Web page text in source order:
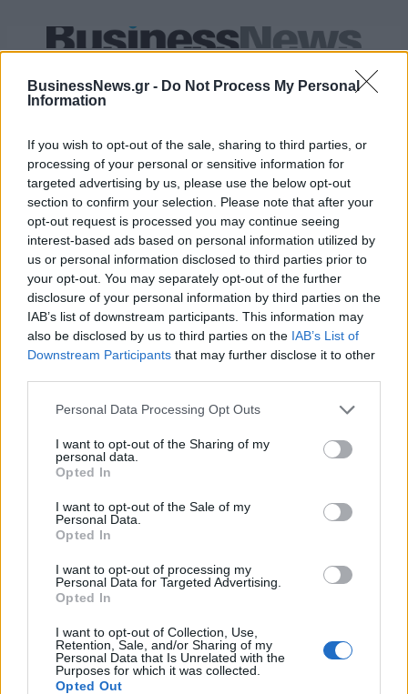
BusinessNews.gr - Do Not Process My Personal
Information
If you wish to opt-out of the sale, sharing to third parties, or
processing of your personal or sensitive information for
targeted advertising by us, please use the below opt-out
section to confirm your selection. Please note that after your
opt-out request is processed you may continue seeing
interest-based ads based on personal information utilized by
us or personal information disclosed to third parties prior to
your opt-out. You may separately opt-out of the further
disclosure of your personal information by third parties on the
IAB’s list of downstream participants. This information may
also be disclosed by us to third parties on the IAB’s List of
Downstream Participants that may further disclose it to other
Personal Data Processing Opt Outs
I want to opt-out of the Sharing of my
personal data.
Opted In
I want to opt-out of the Sale of my
Personal Data.
Opted In
I want to opt-out of processing my
Personal Data for Targeted Advertising.
Opted In
I want to opt-out of Collection, Use,
Retention, Sale, and/or Sharing of my
Personal Data that Is Unrelated with the
Purposes for which it was collected.
Opted Out
18.990 ευρώ
συνεχίζουν μαζί: Ανανέωση της
συνεργασίας τους μέχρι το
2028
18η συνεχόμενη χρονιά για τον ΟΤΕ στη διεθνή σειρά δεικτών
FTSE4Good
Alpha Bank: Για πρώτη φορά το Αρχαίο Θέατρο Επιδαύρου άνοιξε τις
πύλες του σε όλους
ΠΕΡΙΣΣΌΤΕΡΑ ΣΕ ΑΥΤΉ ΤΗΝ ΚΑΤΗΓΟΡΊΑ
Ευρωαγορές: Με άνοδο η
έναρξη των συναλλαγών
της εβδομάδας
S&P Global: Ανάκαμψη της
απόδοσης του ελληνικού
τομέα μεταποίησης τον